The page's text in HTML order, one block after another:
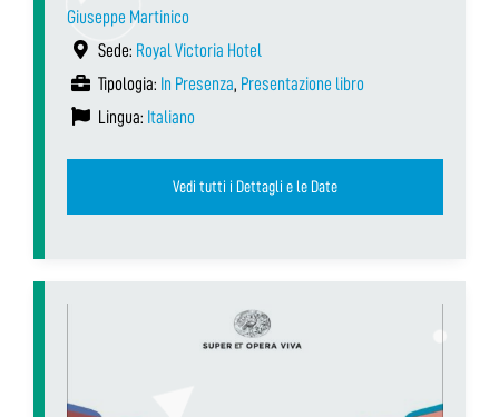
Giuseppe Martinico
Sede: Royal Victoria Hotel
Tipologia: In Presenza, Presentazione libro
Lingua: Italiano
Vedi tutti i Dettagli e le Date